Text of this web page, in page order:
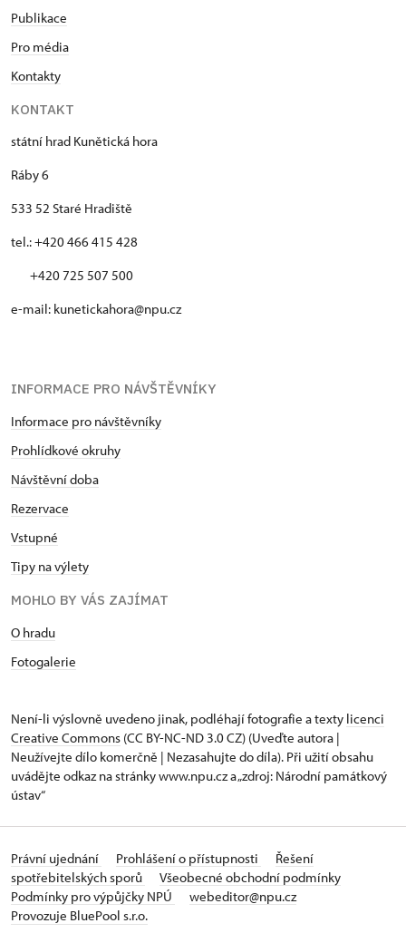
Publikace
Pro média
Kontakty
KONTAKT
státní hrad Kunětická hora
Ráby 6
533 52 Staré Hradiště
tel.: +420 466 415 428
+420 725 507 500
e-mail: kunetickahora@npu.cz
INFORMACE PRO NÁVŠTĚVNÍKY
Informace pro návštěvníky
Prohlídkové okruhy
Návštěvní doba
Rezervace
Vstupné
Tipy na výlety
MOHLO BY VÁS ZAJÍMAT
O hradu
Fotogalerie
Není-li výslovně uvedeno jinak, podléhají fotografie a texty licenci
Creative Commons (CC BY-NC-ND 3.0 CZ) (Uveďte autora |
Neužívejte dílo komerčně | Nezasahujte do díla). Při užití obsahu
uvádějte odkaz na stránky www.npu.cz a „zdroj: Národní památkový
ústav“
Právní ujednání Prohlášení o přístupnosti
Řešení
spotřebitelských sporů
Všeobecné obchodní podmínky
Podmínky pro výpůjčky NPÚ
webeditor@npu.cz
Provozuje BluePool s.r.o.